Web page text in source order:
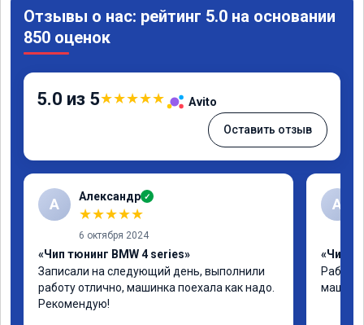
Отзывы о нас: рейтинг 5.0 на основании
850 оценок
5.0 из 5★★★★★ Avito
Оставить отзыв
А Александр ✓
★★★★★
6 октября 2024
«Чип тюнинг BMW 4 series»
Записали на следующий день, выполнили
работу отлично, машинка поехала как надо.
Рекомендую!
А
«Чип
Работу
машина